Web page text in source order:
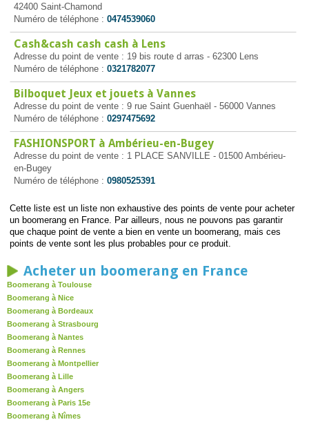
42400 Saint-Chamond
Numéro de téléphone : 0474539060
Cash&cash cash cash à Lens
Adresse du point de vente : 19 bis route d arras - 62300 Lens
Numéro de téléphone : 0321782077
Bilboquet Jeux et jouets à Vannes
Adresse du point de vente : 9 rue Saint Guenhaël - 56000 Vannes
Numéro de téléphone : 0297475692
FASHIONSPORT à Ambérieu-en-Bugey
Adresse du point de vente : 1 PLACE SANVILLE - 01500 Ambérieu-
en-Bugey
Numéro de téléphone : 0980525391
Cette liste est un liste non exhaustive des points de vente pour acheter
un boomerang en France. Par ailleurs, nous ne pouvons pas garantir
que chaque point de vente a bien en vente un boomerang, mais ces
points de vente sont les plus probables pour ce produit.
Acheter un boomerang en France
Boomerang à Toulouse
Boomerang à Nice
Boomerang à Bordeaux
Boomerang à Strasbourg
Boomerang à Nantes
Boomerang à Rennes
Boomerang à Montpellier
Boomerang à Lille
Boomerang à Angers
Boomerang à Paris 15e
Boomerang à Nîmes